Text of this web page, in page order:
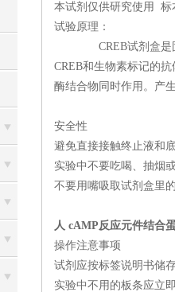
本试剂仅供研究使用 标
试验原理：
CREB试剂盒是固相
CREB和生物素标记的
酶结合物同时作用。产
安全性
避免直接接触终止液和
实验中不要吃喝、抽烟
不要用嘴吸取试剂盒里
人 cAMP反应元件结合
操作注意事项
试剂应按标签说明书储
实验中不用的板条应立